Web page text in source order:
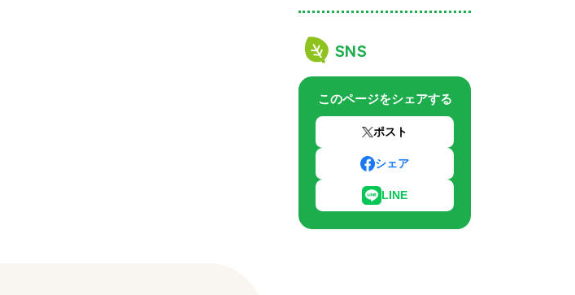
SNS
このページをシェアする
ポスト
シェア
LINE